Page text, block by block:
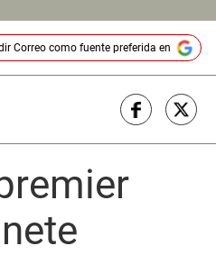
Correocomo fuente preferida en